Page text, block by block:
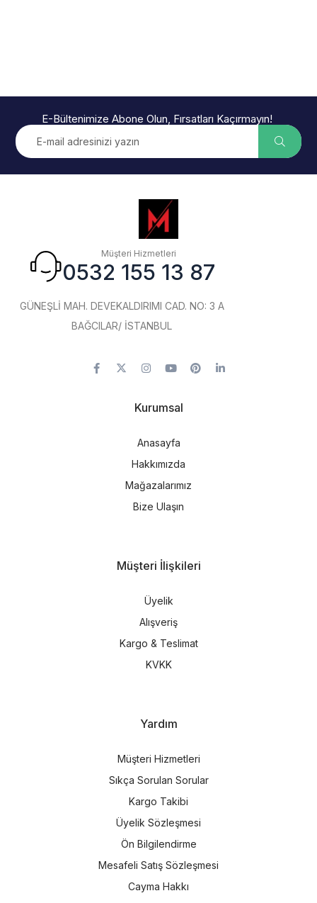
E-Bültenimize Abone Olun, Fırsatları Kaçırmayın!
Müşteri Hizmetleri
0532 155 13 87
GÜNEŞLİ MAH. DEVEKALDIRIMI CAD. NO: 3 A
BAĞCILAR/ İSTANBUL
Kurumsal
Anasayfa
Hakkımızda
Mağazalarımız
Bize Ulaşın
Müşteri İlişkileri
Üyelik
Alışveriş
Kargo & Teslimat
KVKK
Yardım
Müşteri Hizmetleri
Sıkça Sorulan Sorular
Kargo Takibi
Üyelik Sözleşmesi
Ön Bilgilendirme
Mesafeli Satış Sözleşmesi
Cayma Hakkı